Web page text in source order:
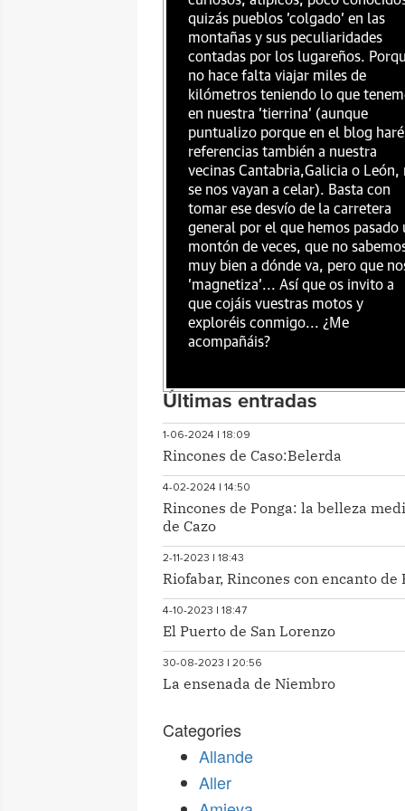
quizás pueblos 'colgado' en las
montañas y sus peculiaridades
contadas por los lugareños.
no hace falta viajar miles de
kilómetros teniendo lo que
en nuestra 'tierrina' (aunque
puntualizo porque en el blog haré
referencias también a nuestra
vecinas Cantabria,Galicia o León,
se nos vayan a celar). Basta con
tomar ese desvío de la carretera
general por el que hemos pasado
montón de veces, que no
muy bien a dónde va, pero que
'magnetiza'... Así que os invito a
que cojáis vuestras motos y
exploréis conmigo... ¿Me
acompañáis?
Últimas entradas
1-06-2024 | 18:09
Rincones de Caso:Belerda
4-02-2024 | 14:50
Rincones de Ponga: la belleza
de Cazo
2-11-2023 | 18:43
Riofabar, Rincones con encanto de
4-10-2023 | 18:47
El Puerto de San Lorenzo
30-08-2023 | 20:56
La ensenada de Niembro
Categories
Allande
Aller